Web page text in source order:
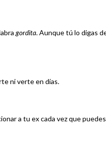
gordita. Aunque tú lo digas
ni verte en días.
a tu ex cada vez que